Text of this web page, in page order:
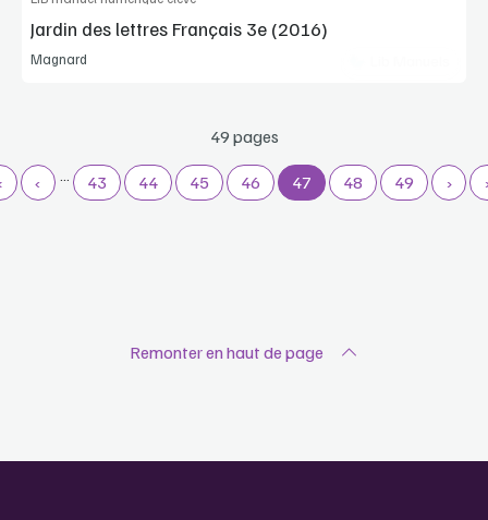
Jardin des lettres Français 3e (2016)
Magnard
49 pages
‹ … 43 44 45 46 47 48 49 ›
Remonter en haut de page